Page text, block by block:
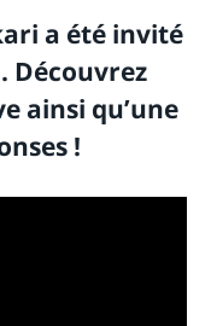
a été invité
Découvrez
ainsi qu’une
!